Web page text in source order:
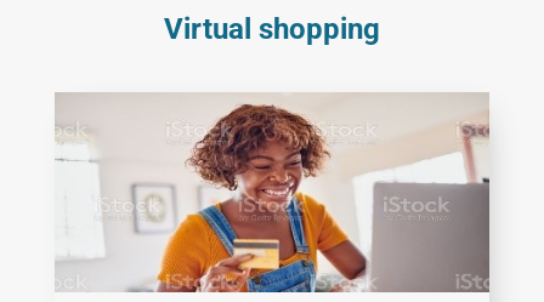
Virtual shopping